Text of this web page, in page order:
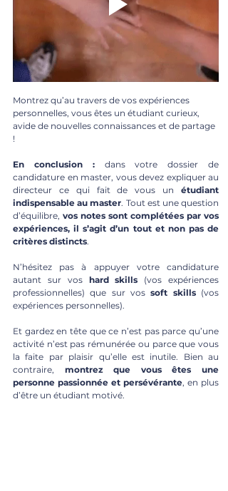
Montrez qu’au travers de vos expériences
personnelles, vous êtes un étudiant curieux,
avide de nouvelles connaissances et de partage
!
En conclusion : dans votre dossier de
candidature en master, vous devez expliquer au
directeur ce qui fait de vous un étudiant
indispensable au master. Tout est une question
d’équilibre, vos notes sont complétées par vos
expériences, il s’agit d’un tout et non pas de
critères distincts.
N’hésitez pas à appuyer votre candidature
autant sur vos hard skills (vos expériences
professionnelles) que sur vos soft skills (vos
expériences personnelles).
Et gardez en tête que ce n’est pas parce qu’une
activité n’est pas rémunérée ou parce que vous
la faite par plaisir qu’elle est inutile. Bien au
contraire, montrez que vous êtes une
personne passionnée et persévérante, en plus
d’être un étudiant motivé.